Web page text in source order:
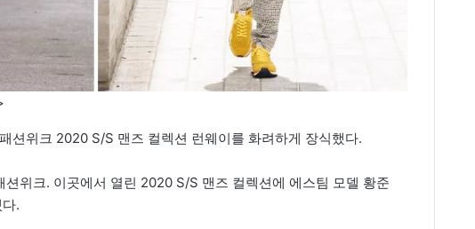
션위크 2020 S/S 맨즈 컬렉션 런웨이를 화려하게 장식했다.
위크. 이곳에서 열린 2020 S/S 맨즈 컬렉션에 에스팀 모델 황준
.